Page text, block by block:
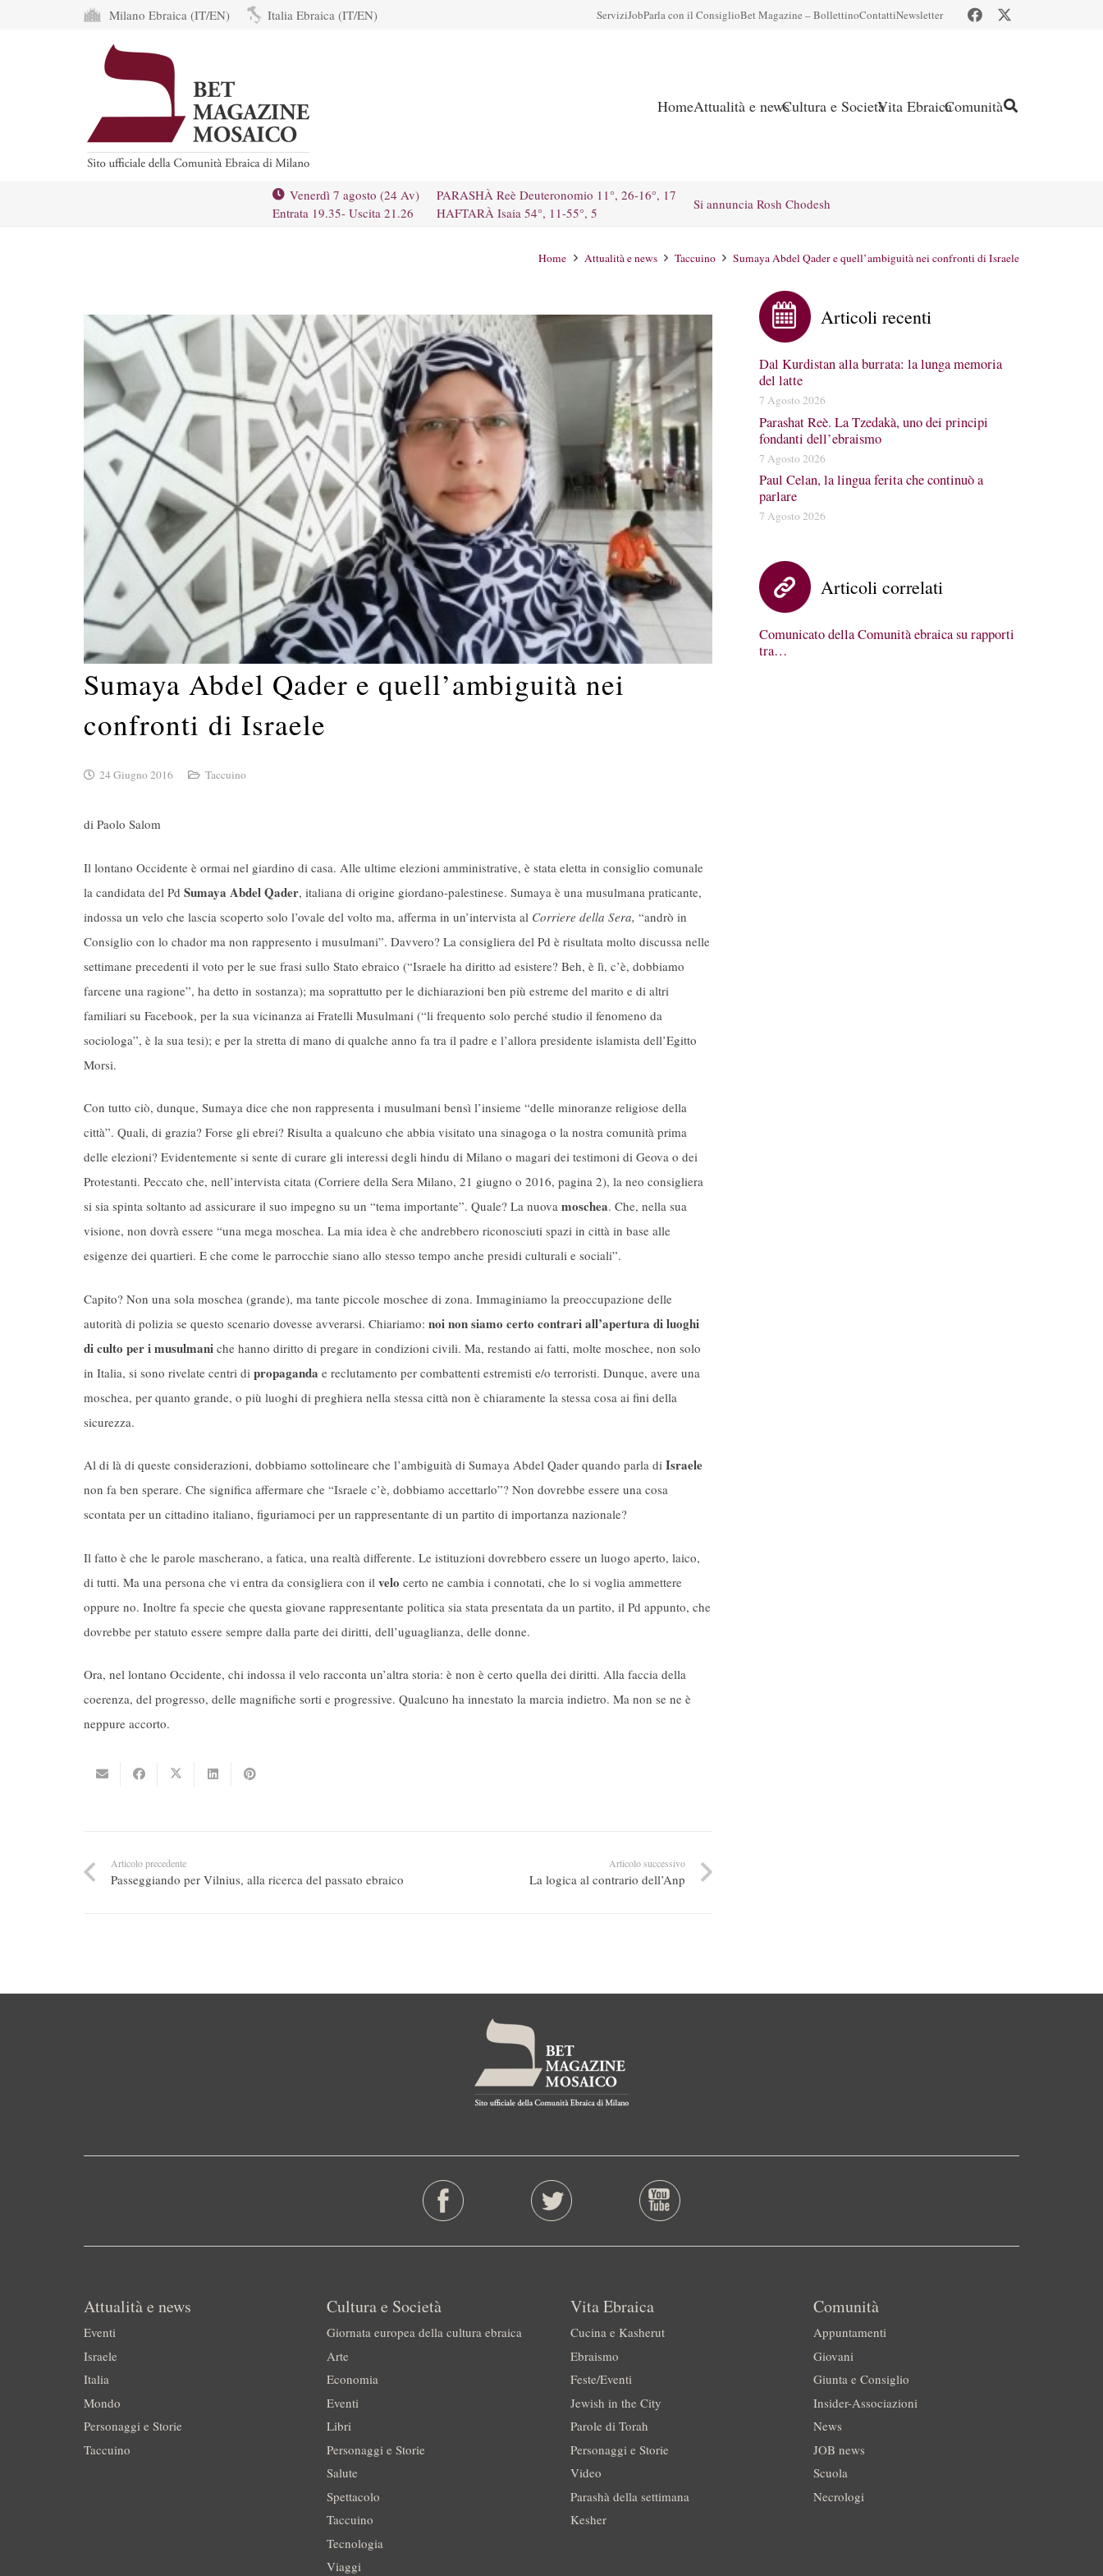
Milano Ebraica (IT/EN) Italia Ebraica (IT/EN) ServiziJobParla con il ConsiglioBet Magazine – BollettinoContattiNewsletter
HomeAttualità e newsCultura e SocietàVita EbraicaComunità
Venerdì 7 agosto (24 Av)
Entrata 19.35- Uscita 21.26
PARASHÀ Reè Deuteronomio 11°, 26-16°, 17
HAFTARÀ Isaia 54°, 11-55°, 5
Si annuncia Rosh Chodesh
Home Attualità e news Taccuino Sumaya Abdel Qader e quell’ambiguità nei confronti di Israele
Sumaya Abdel Qader e quell’ambiguità nei
confronti di Israele
24 Giugno 2016 Taccuino
di Paolo Salom
Il lontano Occidente è ormai nel giardino di casa. Alle ultime elezioni amministrative, è stata eletta in consiglio comunale
la candidata del Pd Sumaya Abdel Qader, italiana di origine giordano-palestinese. Sumaya è una musulmana praticante,
indossa un velo che lascia scoperto solo l’ovale del volto ma, afferma in un’intervista al Corriere della Sera, “andrò in
Consiglio con lo chador ma non rappresento i musulmani”. Davvero? La consigliera del Pd è risultata molto discussa nelle
settimane precedenti il voto per le sue frasi sullo Stato ebraico (“Israele ha diritto ad esistere? Beh, è lì, c’è, dobbiamo
farcene una ragione”, ha detto in sostanza); ma soprattutto per le dichiarazioni ben più estreme del marito e di altri
familiari su Facebook, per la sua vicinanza ai Fratelli Musulmani (“li frequento solo perché studio il fenomeno da
sociologa”, è la sua tesi); e per la stretta di mano di qualche anno fa tra il padre e l’allora presidente islamista dell’Egitto
Morsi.
Con tutto ciò, dunque, Sumaya dice che non rappresenta i musulmani bensì l’insieme “delle minoranze religiose della
città”. Quali, di grazia? Forse gli ebrei? Risulta a qualcuno che abbia visitato una sinagoga o la nostra comunità prima
delle elezioni? Evidentemente si sente di curare gli interessi degli hindu di Milano o magari dei testimoni di Geova o dei
Protestanti. Peccato che, nell’intervista citata (Corriere della Sera Milano, 21 giugno o 2016, pagina 2), la neo consigliera
si sia spinta soltanto ad assicurare il suo impegno su un “tema importante”. Quale? La nuova moschea. Che, nella sua
visione, non dovrà essere “una mega moschea. La mia idea è che andrebbero riconosciuti spazi in città in base alle
esigenze dei quartieri. E che come le parrocchie siano allo stesso tempo anche presidi culturali e sociali”.
Capito? Non una sola moschea (grande), ma tante piccole moschee di zona. Immaginiamo la preoccupazione delle
autorità di polizia se questo scenario dovesse avverarsi. Chiariamo: noi non siamo certo contrari all’apertura di luoghi
di culto per i musulmani che hanno diritto di pregare in condizioni civili. Ma, restando ai fatti, molte moschee, non solo
in Italia, si sono rivelate centri di propaganda e reclutamento per combattenti estremisti e/o terroristi. Dunque, avere una
moschea, per quanto grande, o più luoghi di preghiera nella stessa città non è chiaramente la stessa cosa ai fini della
sicurezza.
Al di là di queste considerazioni, dobbiamo sottolineare che l’ambiguità di Sumaya Abdel Qader quando parla di Israele
non fa ben sperare. Che significa affermare che “Israele c’è, dobbiamo accettarlo”? Non dovrebbe essere una cosa
scontata per un cittadino italiano, figuriamoci per un rappresentante di un partito di importanza nazionale?
Il fatto è che le parole mascherano, a fatica, una realtà differente. Le istituzioni dovrebbero essere un luogo aperto, laico,
di tutti. Ma una persona che vi entra da consigliera con il velo certo ne cambia i connotati, che lo si voglia ammettere
oppure no. Inoltre fa specie che questa giovane rappresentante politica sia stata presentata da un partito, il Pd appunto, che
dovrebbe per statuto essere sempre dalla parte dei diritti, dell’uguaglianza, delle donne.
Ora, nel lontano Occidente, chi indossa il velo racconta un’altra storia: è non è certo quella dei diritti. Alla faccia della
coerenza, del progresso, delle magnifiche sorti e progressive. Qualcuno ha innestato la marcia indietro. Ma non se ne è
neppure accorto.
Articolo precedente
Passeggiando per Vilnius, alla ricerca del passato ebraico
Articolo successivo
La logica al contrario dell’Anp
Articoli recenti
Dal Kurdistan alla burrata: la lunga memoria
del latte
7 Agosto 2026
Parashat Reè. La Tzedakà, uno dei principi
fondanti dell’ebraismo
7 Agosto 2026
Paul Celan, la lingua ferita che continuò a
parlare
7 Agosto 2026
Articoli correlati
Comunicato della Comunità ebraica su rapporti
tra…
Attualità e news
Eventi
Israele
Italia
Mondo
Personaggi e Storie
Taccuino
Cultura e Società
Giornata europea della cultura ebraica
Arte
Economia
Eventi
Libri
Personaggi e Storie
Salute
Spettacolo
Taccuino
Tecnologia
Viaggi
Vita Ebraica
Cucina e Kasherut
Ebraismo
Feste/Eventi
Jewish in the City
Parole di Torah
Personaggi e Storie
Video
Parashà della settimana
Kesher
Comunità
Appuntamenti
Giovani
Giunta e Consiglio
Insider-Associazioni
News
JOB news
Scuola
Necrologi